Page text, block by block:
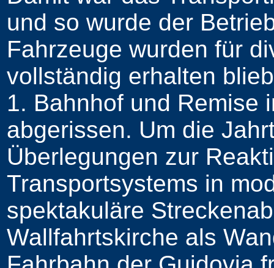
und so wurde der
Fahrzeuge wurden für
vollständig erhalten
1. Bahnhof und Remise
abgerissen. Um die
Überlegungen zur
Transportsystems in
spektakuläre
Wallfahrtskirche als